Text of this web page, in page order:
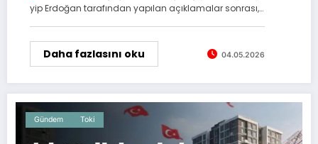
yip Erdoğan tarafından yapılan açıklamalar sonrası,…
Daha fazlasını oku 04.05.2026
Gündem Toki